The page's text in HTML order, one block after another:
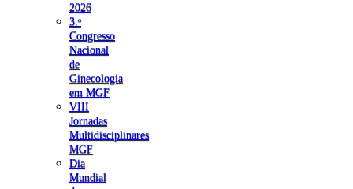
2026
3.ᵒ
Congresso
Nacional
de
Ginecologia
em MGF
VIII
Jornadas
Multidisciplinares
MGF
Dia
Mundial